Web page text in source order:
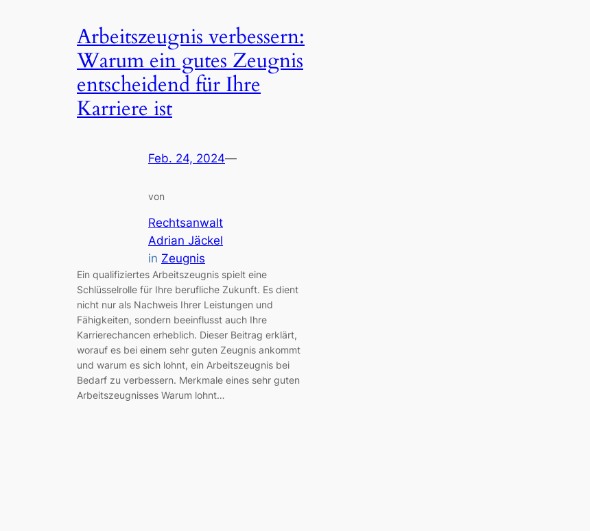
Arbeitszeugnis verbessern:
Warum ein gutes Zeugnis
entscheidend für Ihre
Karriere ist
Feb. 24, 2024—
von
Rechtsanwalt
Adrian Jäckel
in Zeugnis
Ein qualifiziertes Arbeitszeugnis spielt eine
Schlüsselrolle für Ihre berufliche Zukunft. Es dient
nicht nur als Nachweis Ihrer Leistungen und
Fähigkeiten, sondern beeinflusst auch Ihre
Karrierechancen erheblich. Dieser Beitrag erklärt,
worauf es bei einem sehr guten Zeugnis ankommt
und warum es sich lohnt, ein Arbeitszeugnis bei
Bedarf zu verbessern. Merkmale eines sehr guten
Arbeitszeugnisses Warum lohnt…